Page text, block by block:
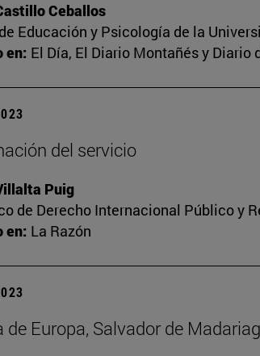
Ceballos
Educación y Psicología de la
en: El Día, El Diario Montañés y Diario
del servicio
Puig
de Derecho Internacional Público y
en: La Razón
de Europa, Salvador de